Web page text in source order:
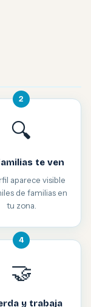
2
🔍
te ven
aparece visible
de familias en
tu zona.
4
🤝
y trabaja